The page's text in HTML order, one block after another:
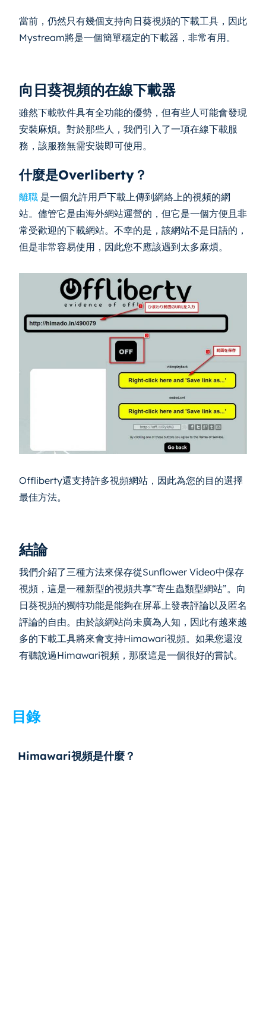
當前，仍然只有幾個支持向日葵視頻的下載工具，因此
Mystream將是一個簡單穩定的下載器，非常有用。
向日葵視頻的在線下載器
雖然下載軟件具有全功能的優勢，但有些人可能會發現
安裝麻煩。對於那些人，我們引入了一項在線下載服
務，該服務無需安裝即可使用。
什麼是Overliberty？
離職 是一個允許用戶下載上傳到網絡上的視頻的網
站。儘管它是由海外網站運營的，但它是一個方便且非
常受歡迎的下載網站。不幸的是，該網站不是日語的，
但是非常容易使用，因此您不應該遇到太多麻煩。
Offliberty還支持許多視頻網站，因此為您的目的選擇
最佳方法。
結論
我們介紹了三種方法來保存從Sunflower Video中保存
視頻，這是一種新型的視頻共享“寄生蟲類型網站”。向
日葵視頻的獨特功能是能夠在屏幕上發表評論以及匿名
評論的自由。由於該網站尚未廣為人知，因此有越來越
多的下載工具將來會支持Himawari視頻。如果您還沒
有聽說過Himawari視頻，那麼這是一個很好的嘗試。
目錄
Himawari視頻是什麼？